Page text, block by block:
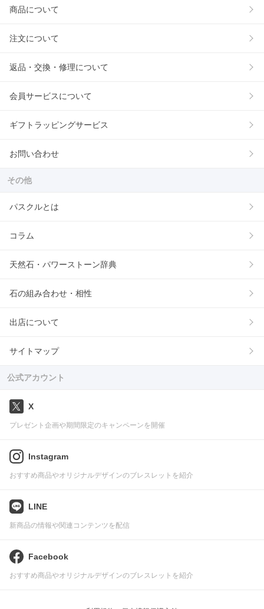
商品について
注文について
返品・交換・修理について
会員サービスについて
ギフトラッピングサービス
お問い合わせ
その他
パスクルとは
コラム
天然石・パワーストーン辞典
石の組み合わせ・相性
出店について
サイトマップ
公式アカウント
X
プレゼント企画や期間限定のキャンペーンを開催
Instagram
おすすめ商品やオリジナルデザインのブレスレットを紹介
LINE
新商品の情報や関連コンテンツを配信
Facebook
おすすめ商品やオリジナルデザインのブレスレットを紹介